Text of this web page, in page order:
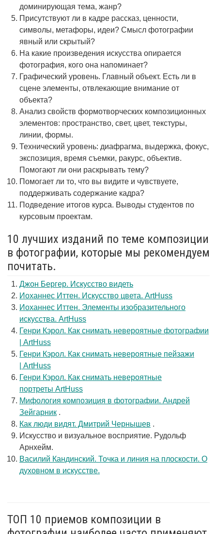
доминирующая тема, жанр?
Присутствуют ли в кадре рассказ, ценности,
символы, метафоры, идеи? Смысл фотографии
явный или скрытый?
На какие произведения искусства опирается
фотография, кого она напоминает?
Графический уровень. Главный объект. Есть ли в
сцене элементы, отвлекающие внимание от
объекта?
Анализ свойств формотворческих композиционных
элементов: пространство, свет, цвет, текстуры,
линии, формы.
Технический уровень: диафрагма, выдержка, фокус,
экспозиция, время съемки, ракурс, объектив.
Помогают ли они раскрывать тему?
Помогает ли то, что вы видите и чувствуете,
поддерживать содержание кадра?
Подведение итогов курса. Выводы студентов по
курсовым проектам.
10 лучших изданий по теме композиции
в фотографии, которые мы рекомендуем
почитать.
Джон Бергер. Искусство видеть
Иоханнес Иттен. Искусство цвета. ArtHuss
Иоханнес Иттен. Элементы изобразительного
искусства. ArtHuss
Генри Кэрол. Как снимать невероятные фотографии
| ArtHuss
Генри Кэрол. Как снимать невероятные пейзажи
| ArtHuss
Генри Кэрол. Как снимать невероятные
портреты ArtHuss
Мифология композиция в фотографии. Андрей
Зейгарник .
Как люди видят. Дмитрий Чернышев .
Искусство и визуальное восприятие. Рудольф
Арнхейм.
Василий Кандинский. Точка и линия на плоскости. О
духовном в искусстве.
ТОП 10 приемов композиции в